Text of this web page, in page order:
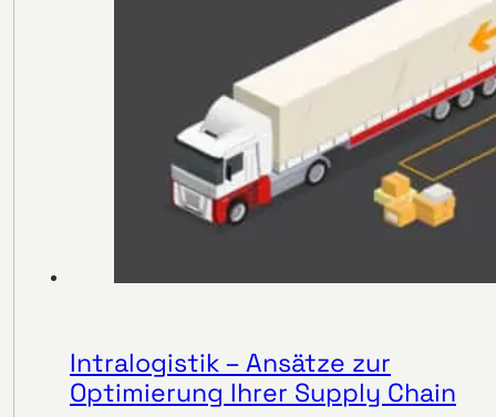
Intralogistik – Ansätze zur
Optimierung Ihrer Supply Chain